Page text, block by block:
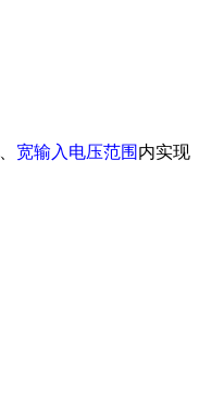
宽输入电压范围 内实现